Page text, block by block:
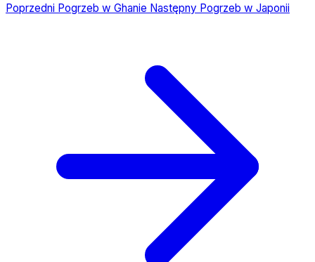
Poprzedni Pogrzeb w Ghanie Następny Pogrzeb w Japonii